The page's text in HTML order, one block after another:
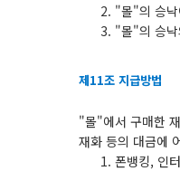
"몰"의 승낙
"몰"의 승낙
제11조 지급방법
"몰"에서 구매한
재화 등의 대금에
폰뱅킹, 인